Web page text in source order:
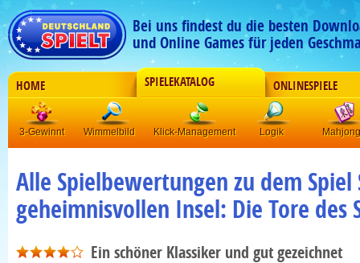
Bei uns findest du die besten
und Online Games für jeden
HOME SPIELEKATALOG ONLINESPIELE
3-Gewinnt Wimmelbild Klick-Management Logik Mahjong
Alle Spielbewertungen zu dem Spiel
geheimnisvollen Insel: Die Tore des
Ein schöner Klassiker und gut gezeichnet